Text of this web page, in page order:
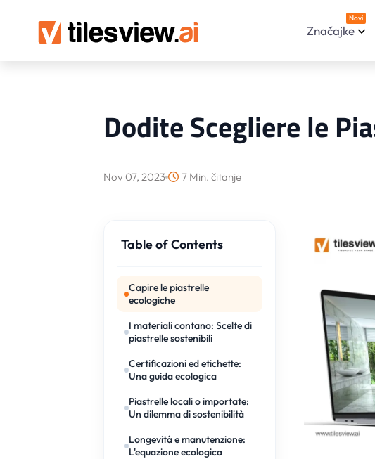
Značajke
Novi
Dodite Scegliere le
Nov 07, 2023 7 Min. čitanje
Table of Contents
Capire le piastrelle
ecologiche
I materiali contano: Scelte di
piastrelle sostenibili
Certificazioni ed etichette:
Una guida ecologica
Piastrelle locali o importate:
Un dilemma di sostenibilità
Longevità e manutenzione:
L'equazione ecologica